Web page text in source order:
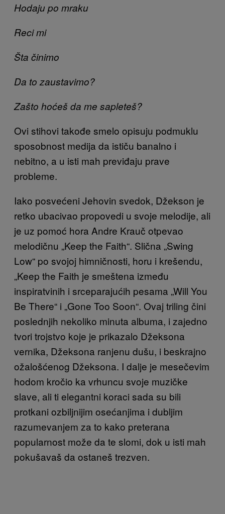
Hodaju po mraku
Reci mi
Šta činimo
Da to zaustavimo?
Zašto hoćeš da me sapleteš?
Ovi stihovi takođe smelo opisuju podmuklu
sposobnost medija da ističu banalno i
nebitno, a u isti mah previđaju prave
probleme.
Iako posvećeni Jehovin svedok, Džekson je
retko ubacivao propovedi u svoje melodije, ali
je uz pomoć hora Andre Krauč otpevao
melodičnu „Keep the Faith“. Slična „Swing
Low“ po svojoj himničnosti, horu i krešendu,
„Keep the Faith je smeštena između
inspiratvinih i srceparajućih pesama „Will You
Be There“ i „Gone Too Soon“. Ovaj triling čini
poslednjih nekoliko minuta albuma, i zajedno
tvori trojstvo koje je prikazalo Džeksona
vernika, Džeksona ranjenu dušu, i beskrajno
ožalošćenog Džeksona. I dalje je mesečevim
hodom kročio ka vrhuncu svoje muzičke
slave, ali ti elegantni koraci sada su bili
protkani ozbiljnijim osećanjima i dubljim
razumevanjem za to kako preterana
popularnost može da te slomi, dok u isti mah
pokušavaš da ostaneš trezven.